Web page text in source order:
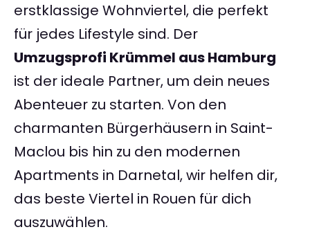
erstklassige Wohnviertel, die perfekt
für jedes Lifestyle sind. Der
Umzugsprofi Krümmel aus Hamburg
ist der ideale Partner, um dein neues
Abenteuer zu starten. Von den
charmanten Bürgerhäusern in Saint-
Maclou bis hin zu den modernen
Apartments in Darnetal, wir helfen dir,
das beste Viertel in Rouen für dich
auszuwählen.